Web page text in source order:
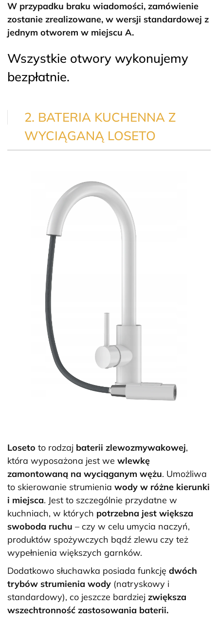
W przypadku braku wiadomości, zamówienie
zostanie zrealizowane, w wersji standardowej z
jednym otworem w miejscu A.
Wszystkie otwory wykonujemy
bezpłatnie.
2. BATERIA KUCHENNA Z
WYCIĄGANĄ LOSETO
Loseto to rodzaj baterii zlewozmywakowej,
która wyposażona jest we wlewkę
zamontowaną na wyciąganym wężu. Umożliwa
to skierowanie strumienia wody w różne kierunki
i miejsca. Jest to szczególnie przydatne w
kuchniach, w których potrzebna jest większa
swoboda ruchu – czy w celu umycia naczyń,
produktów spożywczych bądź zlewu czy też
wypełnienia większych garnków.
Dodatkowo słuchawka posiada funkcję dwóch
trybów strumienia wody (natryskowy i
standardowy), co jeszcze bardziej zwiększa
wszechtronność zastosowania baterii.